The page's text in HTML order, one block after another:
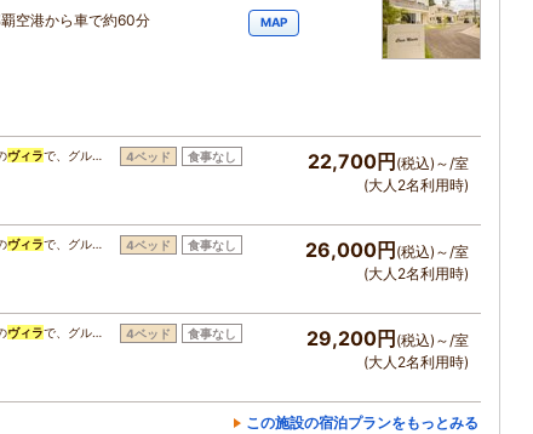
空港から車で約60分 MAP
ヴィラで、グル… 4ベッド 食事なし 22,700円 (税込)～/室
(大人2名利用時)
ヴィラで、グル… 4ベッド 食事なし 26,000円 (税込)～/室
(大人2名利用時)
ヴィラで、グル… 4ベッド 食事なし 29,200円 (税込)～/室
(大人2名利用時)
この施設の宿泊プランをもっとみる